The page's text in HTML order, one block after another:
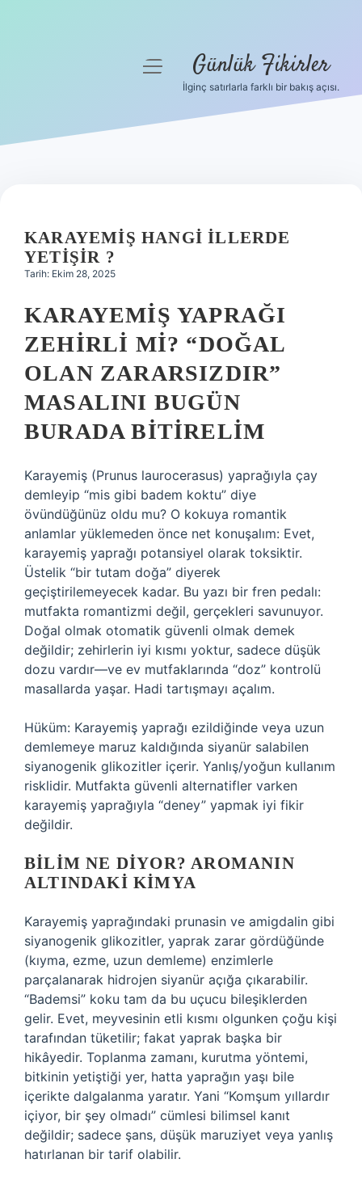
Hakkımızda
menüyü Günlük Fikirler
İlginç satırlarla farklı bir bakış açısı.
KARAYEMIŞ HANGI ILLERDE
YETIŞIR ?
Tarih: Ekim 28, 2025
KARAYEMIŞ YAPRAĞI
ZEHIRLI MI? “DOĞAL
OLAN ZARARSIZDIR”
MASALINI BUGÜN
BURADA BITIRELIM
Karayemiş (Prunus laurocerasus) yaprağıyla çay
demleyip “mis gibi badem koktu” diye
övündüğünüz oldu mu? O kokuya romantik
anlamlar yüklemeden önce net konuşalım: Evet,
karayemiş yaprağı potansiyel olarak toksiktir.
Üstelik “bir tutam doğa” diyerek
geçiştirilemeyecek kadar. Bu yazı bir fren pedalı:
mutfakta romantizmi değil, gerçekleri savunuyor.
Doğal olmak otomatik güvenli olmak demek
değildir; zehirlerin iyi kısmı yoktur, sadece düşük
dozu vardır—ve ev mutfaklarında “doz” kontrolü
masallarda yaşar. Hadi tartışmayı açalım.
Hüküm: Karayemiş yaprağı ezildiğinde veya uzun
demlemeye maruz kaldığında siyanür salabilen
siyanogenik glikozitler içerir. Yanlış/yoğun kullanım
risklidir. Mutfakta güvenli alternatifler varken
karayemiş yaprağıyla “deney” yapmak iyi fikir
değildir.
BILIM NE DIYOR? AROMANIN
ALTINDAKI KIMYA
Karayemiş yaprağındaki prunasin ve amigdalin gibi
siyanogenik glikozitler, yaprak zarar gördüğünde
(kıyma, ezme, uzun demleme) enzimlerle
parçalanarak hidrojen siyanür açığa çıkarabilir.
“Bademsi” koku tam da bu uçucu bileşiklerden
gelir. Evet, meyvesinin etli kısmı olgunken çoğu kişi
tarafından tüketilir; fakat yaprak başka bir
hikâyedir. Toplanma zamanı, kurutma yöntemi,
bitkinin yetiştiği yer, hatta yaprağın yaşı bile
içerikte dalgalanma yaratır. Yani “Komşum yıllardır
içiyor, bir şey olmadı” cümlesi bilimsel kanıt
değildir; sadece şans, düşük maruziyet veya yanlış
hatırlanan bir tarif olabilir.